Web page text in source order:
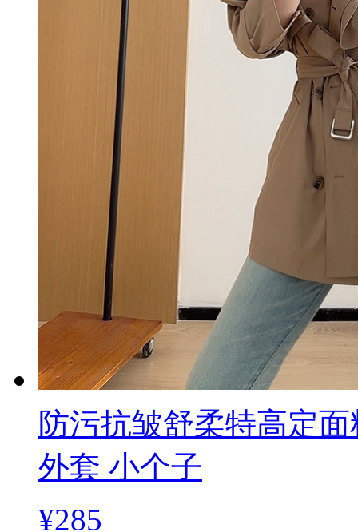
防污抗皱舒柔特高定
外套 小个子
¥285